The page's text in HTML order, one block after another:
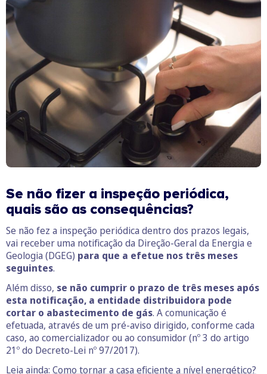
Se não fizer a inspeção periódica,
quais são as consequências?
Se não fez a inspeção periódica dentro dos prazos legais,
vai receber uma notificação da Direção-Geral da Energia e
Geologia (DGEG) para que a efetue nos três meses
seguintes.
Além disso, se não cumprir o prazo de três meses após
esta notificação, a entidade distribuidora pode
cortar o abastecimento de gás. A comunicação é
efetuada, através de um pré-aviso dirigido, conforme cada
caso, ao comercializador ou ao consumidor (nº 3 do artigo
21º do Decreto-Lei nº 97/2017).
Leia ainda: Como tornar a casa eficiente a nível energético?